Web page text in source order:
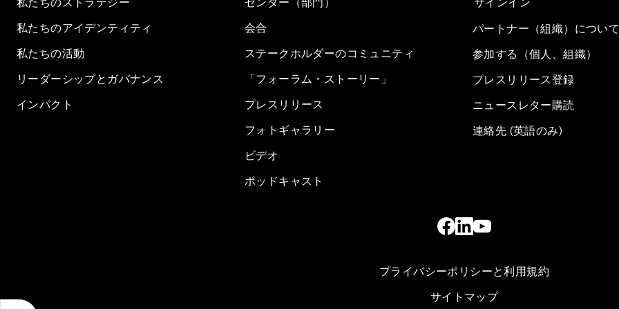
私たちのストラテジー
私たちのアイデンティティ
私たちの活動
リーダーシップとガバナンス
インパクト
センター（部門）
会合
ステークホルダーのコミュニティ
「フォーラム・ストーリー」
プレスリリース
フォトギャラリー
ビデオ
ポッドキャスト
サインイン
パートナー（組織）につい
参加する（個人、組織）
プレスリリース登録
ニュースレター購読
連絡先 (英語のみ)
プライバシーポリシーと利用規約
サイトマップ